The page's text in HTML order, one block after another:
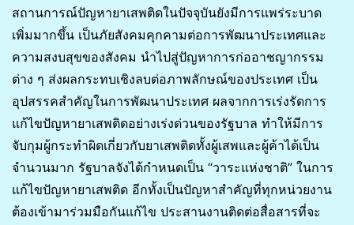
สถานการณ์ปัญหายาเสพติดในปัจจุบันยังมีการแพร่ระบาด
เพิ่มมากขึ้น เป็นภัยสังคมคุกคามต่อการพัฒนาประเทศและ
ความสงบสุขของสังคม นำไปสู่ปัญหาการก่ออาชญากรรม
ต่าง ๆ ส่งผลกระทบเชิงลบต่อภาพลักษณ์ของประเทศ เป็น
อุปสรรคสำคัญในการพัฒนาประเทศ ผลจากการเร่งรัดการ
แก้ไขปัญหายาเสพติดอย่างเร่งด่วนของรัฐบาล ทำให้มีการ
จับกุมผู้กระทำผิดเกี่ยวกับยาเสพติดทั้งผู้เสพและผู้ค้าได้เป็น
จำนวนมาก รัฐบาลจังได้กำหนดเป็น “วาระแห่งชาติ” ในการ
แก้ไขปัญหายาเสพติด อีกทั้งเป็นปัญหาสำคัญที่ทุกหน่วยงาน
ต้องเข้ามาร่วมมือกันแก้ไข ประสานงานติดต่อสื่อสารที่จะ